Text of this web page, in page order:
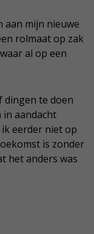
aan mijn nieuwe
rolmaat op zak
al op een
dingen te doen
in aandacht
eerder niet op
is zonder
het anders was